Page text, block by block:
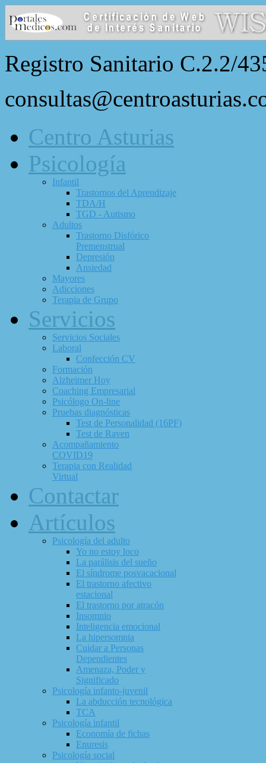
Registro Sanitario C.2.2/
Centro Asturias
Psicología
Infantil
Trastornos del Aprendizaje
TDA/H
TGD - Autismo
Adultos
Trastorno Disfórico
Premenstrual
Depresión
Ansiedad
Mayores
Adicciones
Terapia de Grupo
Servicios
Servicios Sociales
Laboral
Confección CV
Formación
Alzheimer Hoy
Coaching Empresarial
Psicólogo On-line
Pruebas diagnósticas
Test de Personalidad (16PF)
Test de Raven
Acompañamiento
COVID19
Terapia con Realidad
Virtual
Contactar
Artículos
Psicología del adulto
Yo no estoy loco
La parálisis del sueño
El síndrome posvacacional
El trastorno afectivo
estacional
El trastorno por atracón
Insomnio
Inteligencia emocional
La hipersomnia
Cuidar a Personas
Dependientes
Amenaza, Poder y
Significado
Psicología infanto-juvenil
La abducción tecnológica
TCA
Psicología infantil
Economía de fichas
Enuresis
Psicología social